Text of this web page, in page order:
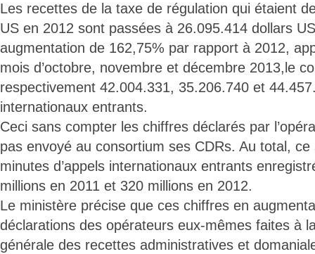
Les recettes de la taxe de régulation qui étaient
US en 2012 sont passées à 26.095.414 dollars
augmentation de 162,75% par rapport à 2012,
mois d’octobre, novembre et décembre 2013,le
respectivement 42.004.331, 35.206.740 et
internationaux entrants.
Ceci sans compter les chiffres déclarés par
pas envoyé au consortium ses CDRs. Au total,
minutes d’appels internationaux entrants
millions en 2011 et 320 millions en 2012.
Le ministère précise que ces chiffres en
déclarations des opérateurs eux-mêmes faites à
générale des recettes administratives et